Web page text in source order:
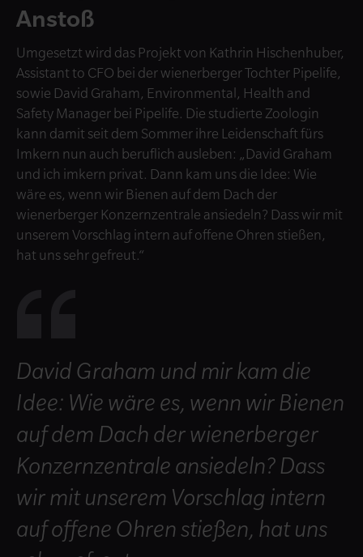
Anstoß
Umgesetzt wird das Projekt von Kathrin Hischenhuber,
Assistant to CFO bei der wienerberger Tochter Pipelife,
sowie David Graham, Environmental, Health and
Safety Manager bei Pipelife. Die studierte Zoologin
kann damit seit dem Sommer ihre Leidenschaft fürs
Imkern nun auch beruflich ausleben: „David Graham
und ich imkern privat. Dann kam uns die Idee: Wie
wäre es, wenn wir Bienen auf dem Dach der
wienerberger Konzernzentrale ansiedeln? Dass wir mit
unserem Vorschlag intern auf offene Ohren stießen,
hat uns sehr gefreut.“
David Graham und mir kam die
Idee: Wie wäre es, wenn wir Bienen
auf dem Dach der wienerberger
Konzernzentrale ansiedeln? Dass
wir mit unserem Vorschlag intern
auf offene Ohren stießen, hat uns